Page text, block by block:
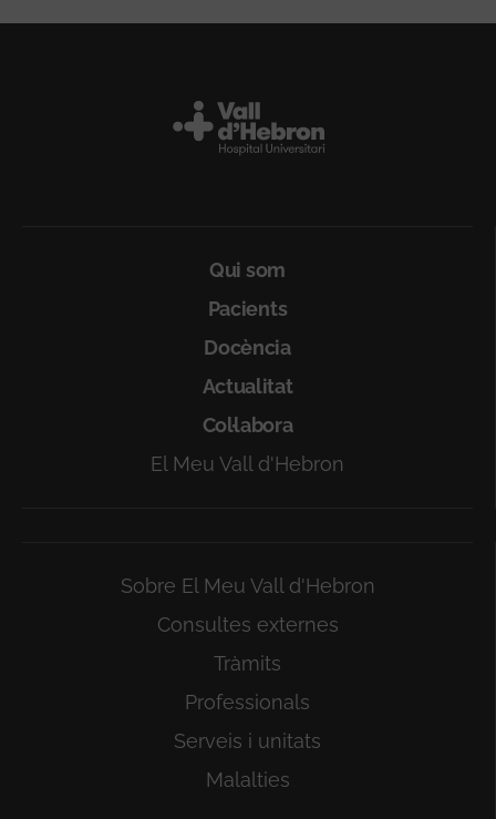
Qui som
Pacients
Docència
Actualitat
Col·labora
El Meu Vall d'Hebron
Sobre El Meu Vall d'Hebron
Consultes externes
Tràmits
Professionals
Serveis i unitats
Malalties